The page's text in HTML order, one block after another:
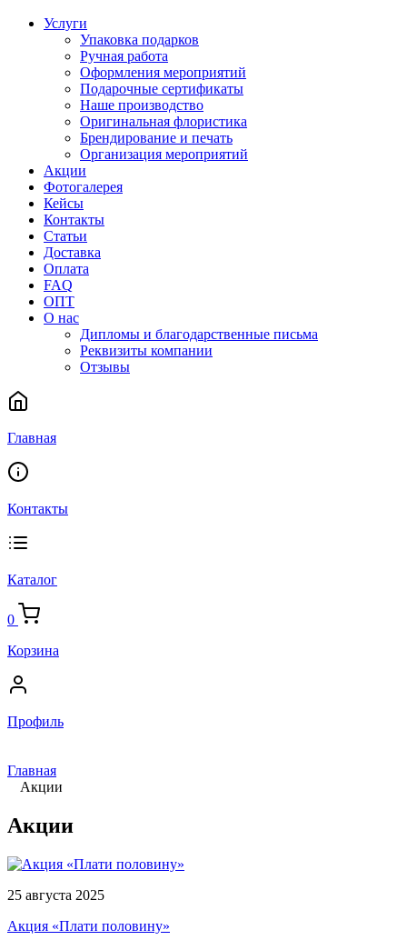
Услуги
Упаковка подарков
Ручная работа
Оформления мероприятий
Подарочные сертификаты
Наше производство
Оригинальная флористика
Брендирование и печать
Организация мероприятий
Акции
Фотогалерея
Кейсы
Контакты
Статьи
Доставка
Оплата
FAQ
ОПТ
О нас
Дипломы и благодарственные письма
Реквизиты компании
Отзывы
Главная
Контакты
Каталог
0
Корзина
Профиль
Главная
Акции
Акции
25 августа 2025
Акция «Плати половину»